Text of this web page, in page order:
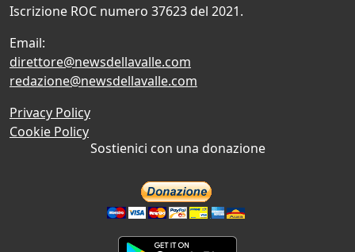
Iscrizione ROC numero 37623 del 2021.
Email:
direttore@newsdellavalle.com
redazione@newsdellavalle.com
Privacy Policy
Cookie Policy
Sostienici con una donazione